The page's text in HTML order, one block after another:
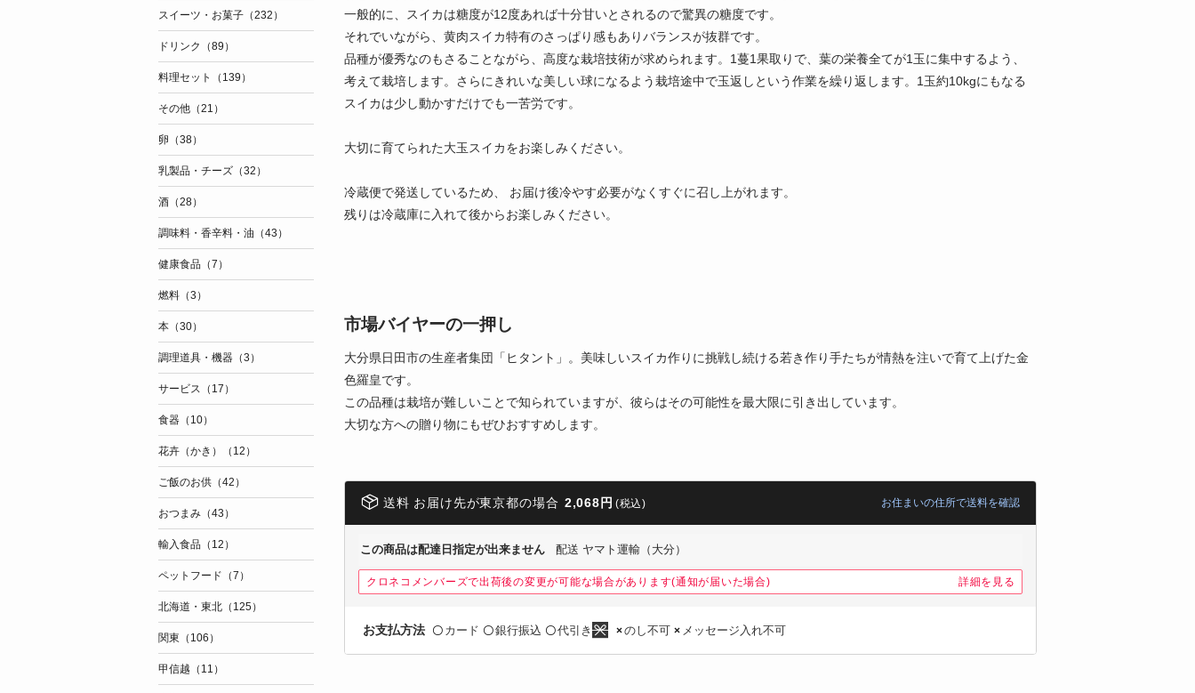
一般的に、スイカは糖度が12度あれば十分甘いとされるので驚異の糖度です。
それでいながら、黄肉スイカ特有のさっぱり感もありバランスが抜群です。
品種が優秀なのもさることながら、高度な栽培技術が求められます。1蔓1果取りで、葉の栄養全てが1玉に集中するよう、
考えて栽培します。さらにきれいな美しい球になるよう栽培途中で玉返しという作業を繰り返します。1玉約10kgにもなる
スイカは少し動かすだけでも一苦労です。
大切に育てられた大玉スイカをお楽しみください。
冷蔵便で発送しているため、 お届け後冷やす必要がなくすぐに召し上がれます。
残りは冷蔵庫に入れて後からお楽しみください。
市場バイヤーの一押し
大分県日田市の生産者集団「ヒタント」。美味しいスイカ作りに挑戦し続ける若き作り手たちが情熱を注いで育て上げた金
色羅皇です。
この品種は栽培が難しいことで知られていますが、彼らはその可能性を最大限に引き出しています。
大切な方への贈り物にもぜひおすすめします。
送料 お届け先が東京都の場合 2,068円 (税込) お住まいの住所で送料を確認
この商品は配達日指定が出来ません 配送 ヤマト運輸（大分）
クロネコメンバーズで出荷後の変更が可能な場合があります(通知が届いた場合) 詳細を見る
お支払方法 〇 カード 〇銀行振込 〇代引き ×のし不可 × メッセージ入れ不可
スイーツ・お菓子（232）
ドリンク（89）
料理セット（139）
その他（21）
卵（38）
乳製品・チーズ（32）
酒（28）
調味料・香辛料・油（43）
健康食品（7）
燃料（3）
本（30）
調理道具・機器（3）
サービス（17）
食器（10）
花卉（かき）（12）
ご飯のお供（42）
おつまみ（43）
輸入食品（12）
ペットフード（7）
北海道・東北（125）
関東（106）
甲信越（11）